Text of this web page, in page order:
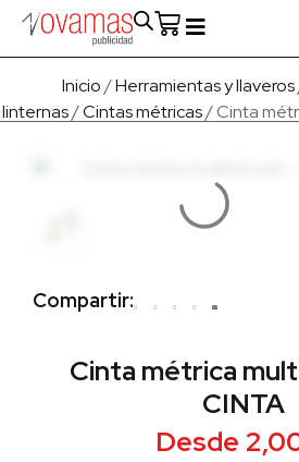
Inicio/Herramientas y llaveros
linternas/Cintas métricas/ Cinta
Cinta métrica
CINTA
Desde
Compartir: